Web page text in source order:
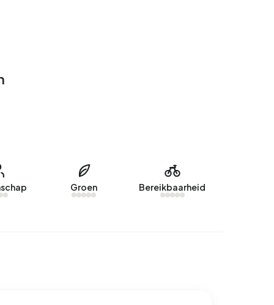
Groen Bereikbaarheid